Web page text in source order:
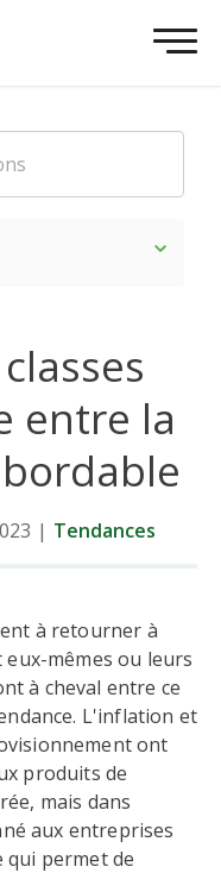
entre la
| Tendances
à retourner à
mêmes ou leurs
à cheval entre ce
L'inflation et
ont
produits de
mais dans
aux entreprises
qui permet de